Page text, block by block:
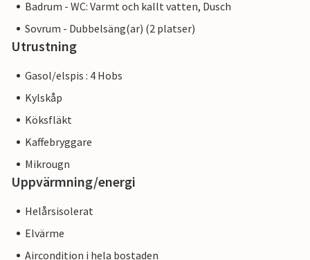
Badrum - WC: Varmt och kallt vatten, Dusch
Sovrum - Dubbelsäng(ar) (2 platser)
Utrustning
Gasol/elspis : 4 Hobs
Kylskåp
Köksfläkt
Kaffebryggare
Mikrougn
Uppvärmning/energi
Helårsisolerat
Elvärme
Aircondition i hela bostaden